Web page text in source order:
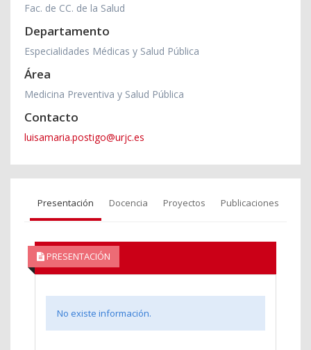
Fac. de CC. de la Salud
Departamento
Especialidades Médicas y Salud Pública
Área
Medicina Preventiva y Salud Pública
Contacto
luisamaria.postigo@urjc.es
Presentación Docencia Proyectos Publicaciones
PRESENTACIÓN
No existe información.